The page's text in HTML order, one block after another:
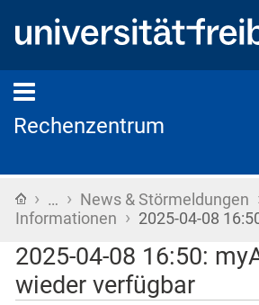
Rechenzentrum
Startseite
› … › News & Störmeldungen
Informationen › 2025-04-08
2025-04-08 16:50:
wieder verfügbar